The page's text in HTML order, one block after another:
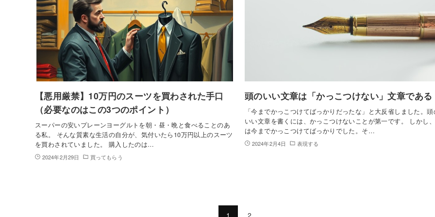
【悪用厳禁】10万円のスーツを買わされた手口
（必要なのはこの3つのポイント）
スーパーの安いプレーンヨーグルトを朝・昼・晩と食べることのあ
る私。 そんな質素な生活の自分が、気付いたら10万円以上のスーツ
を買わされていました。 購入したのは…
2024年2月29日 買ってもらう
頭のいい文章は「かっこつけない」文章である
「今までかっこつけてばっかりだったな」と大反省しました。頭
いい文章を書くには、かっこつけないことが第一です。 しかし
は今までかっこつけてばっかりでした。そ…
2024年2月4日 表現する
1 2